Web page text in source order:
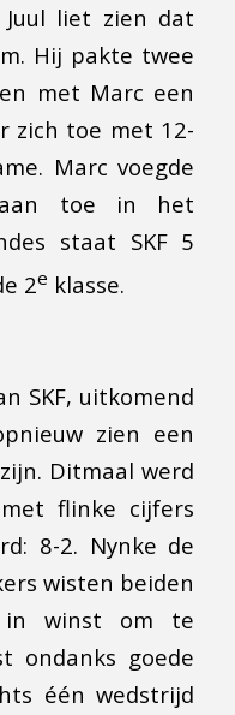
liet zien dat
Hij pakte twee
met Marc een
zich toe met 12-
Marc voegde
toe in het
staat SKF 5
2e klasse.
SKF, uitkomend
zien een
Ditmaal werd
flinke cijfers
8-2. Nynke de
wisten beiden
in winst om te
ondanks goede
één wedstrijd